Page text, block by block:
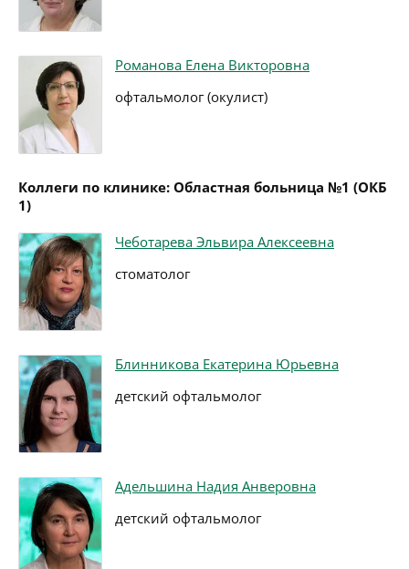
Романова Елена Викторовна
офтальмолог (окулист)
Коллеги по клинике: Областная больница №1 (ОКБ
1)
Чеботарева Эльвира Алексеевна
стоматолог
Блинникова Екатерина Юрьевна
детский офтальмолог
Адельшина Надия Анверовна
детский офтальмолог